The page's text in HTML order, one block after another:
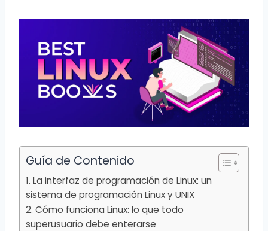
Guía de Contenido
1. La interfaz de programación de Linux: un
sistema de programación Linux y UNIX
2. Cómo funciona Linux: lo que todo
superusuario debe enterarse